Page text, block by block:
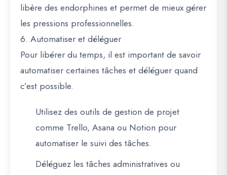
libère des endorphines et permet de mieux gérer
les pressions professionnelles.
6. Automatiser et déléguer
Pour libérer du temps, il est important de savoir
automatiser certaines tâches et déléguer quand
c’est possible.
Utilisez des outils de gestion de projet
comme Trello, Asana ou Notion pour
automatiser le suivi des tâches.
Déléguez les tâches administratives ou